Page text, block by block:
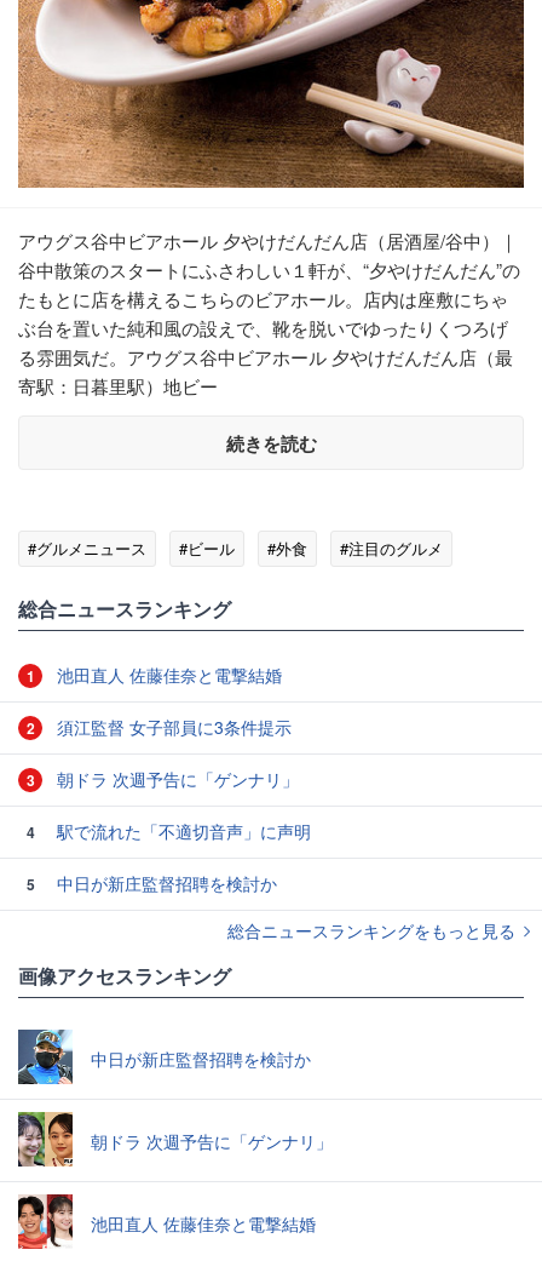
アウグス谷中ビアホール 夕やけだんだん店（居酒屋/谷中）｜
谷中散策のスタートにふさわしい１軒が、“夕やけだんだん”の
たもとに店を構えるこちらのビアホール。店内は座敷にちゃ
ぶ台を置いた純和風の設えで、靴を脱いでゆったりくつろげ
る雰囲気だ。アウグス谷中ビアホール 夕やけだんだん店（最
寄駅：日暮里駅）地ビー
続きを読む
#グルメニュース #ビール #外食 #注目のグルメ
総合ニュースランキング
1 池田直人 佐藤佳奈と電撃結婚
2 須江監督 女子部員に3条件提示
3 朝ドラ 次週予告に「ゲンナリ」
4 駅で流れた「不適切音声」に声明
5
中日が新庄監督招聘を検討か
総合ニュースランキングをもっと見る
画像アクセスランキング
中日が新庄監督招聘を検討か
朝ドラ 次週予告に「ゲンナリ」
池田直人 佐藤佳奈と電撃結婚